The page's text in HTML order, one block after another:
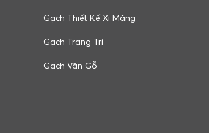
Gạch Thiết Kế Xi Măng
Gạch Trang Trí
Gạch Vân Gỗ